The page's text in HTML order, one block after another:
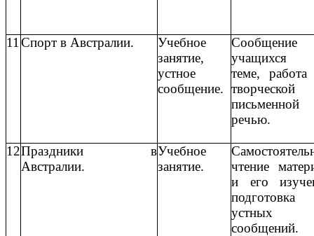
11 Спорт в Австралии.
Учебное
занятие,
устное
сообщение.
Сообщение
учащихся
теме, работа
творческой
письменной
речью.
12Праздники в
Австралии.
Учебное
занятие.
чтение
и его
подготовка
устных
сообщений.